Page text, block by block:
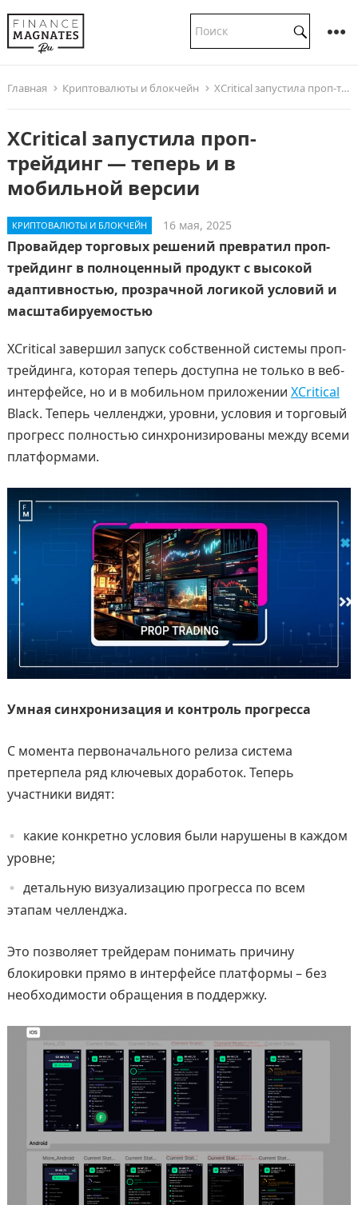
Главная Криптовалюты и блокчейн XCritical запустила проп-трейдинг — теперь и в мобильной версии
XCritical запустила проп-
трейдинг — теперь и в
мобильной версии
КРИПТОВАЛЮТЫ И БЛОКЧЕЙН 16 мая, 2025
Провайдер торговых решений превратил проп-
трейдинг в полноценный продукт с высокой
адаптивностью, прозрачной логикой условий и
масштабируемостью
XCritical завершил запуск собственной системы проп-
трейдинга, которая теперь доступна не только в веб-
интерфейсе, но и в мобильном приложении XCritical
Black. Теперь челленджи, уровни, условия и торговый
прогресс полностью синхронизированы между всеми
платформами.
Умная синхронизация и контроль прогресса
С момента первоначального релиза система
претерпела ряд ключевых доработок. Теперь
участники видят:
какие конкретно условия были нарушены в каждом
уровне;
детальную визуализацию прогресса по всем
этапам челленджа.
Это позволяет трейдерам понимать причину
блокировки прямо в интерфейсе платформы – без
необходимости обращения в поддержку.